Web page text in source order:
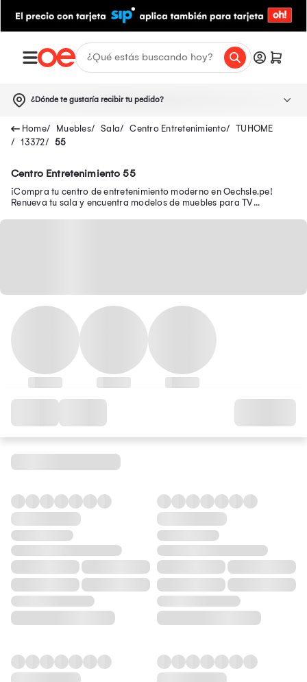
¿Dónde te gustaría recibir tu pedido?
Muebles Sala Centro Entretenimiento
TUHOME
13372
55
Centro Entretenimiento 55
¡Compra tu centro de entretenimiento moderno en Oechsle.pe!
Renueva tu sala y encuentra modelos de muebles para TV